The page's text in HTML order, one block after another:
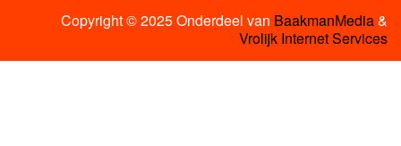
Copyright © 2025 Onderdeel van BaakmanMedia&
Vrolijk Internet Services